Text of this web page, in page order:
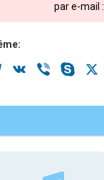
par e-mail :
Telegram
VK Viber Skype